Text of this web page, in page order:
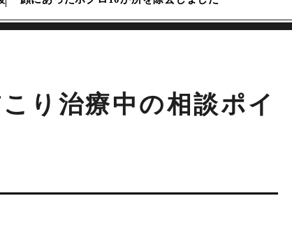
り治療中の相談ポイ